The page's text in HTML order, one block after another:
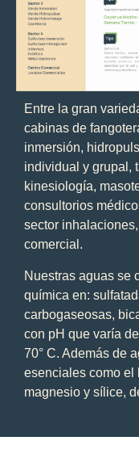
Entre la gran
cabinas de
inmersión,
individual y grupal,
kinesiología,
consultorios
sector
comercial.
Nuestras aguas se
química en:
carbogaseosas,
con pH que varía
70° C. Además de
esenciales como el
magnesio y sílice,